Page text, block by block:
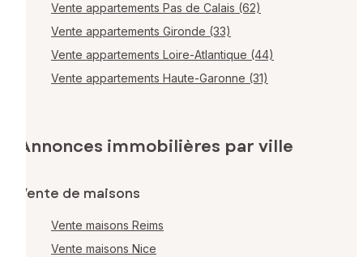
Vente appartements Pas de Calais (62)
Vente appartements Gironde (33)
Vente appartements Loire-Atlantique (44)
Vente appartements Haute-Garonne (31)
Annonces immobilières par ville
Vente de maisons
Vente maisons Reims
Vente maisons Nice